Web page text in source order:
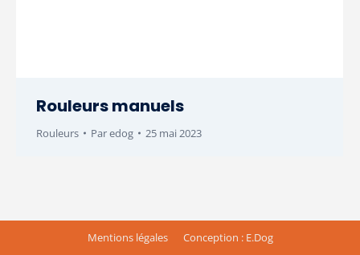
Rouleurs manuels
Rouleurs Paredog 25 mai 2023
Mentions légales Conception : E.Dog